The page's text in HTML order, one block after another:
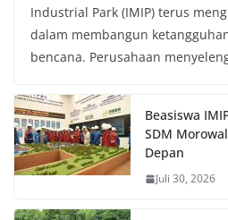
Industrial Park (IMIP) terus
dalam membangun
bencana. Perusahaan
Beasiswa
SDM
Depan
Juli 30, 2026